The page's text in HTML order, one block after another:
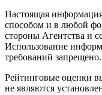
Настоящая
способом и в любой
стороны Агентства и
Использование
требований запрещено.
Рейтинговые оценки
не являются